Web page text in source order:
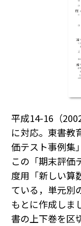
平成14-16（
に対応。東書教
価テスト事例集
この「期末評価
度用「新しい算
ている，単元別
もとに作成しま
書の上下巻を区